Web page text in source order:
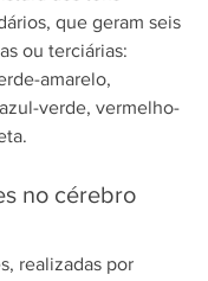
que geram seis
ou terciárias:
amarelo,
verde, vermelho-
no cérebro
realizadas por